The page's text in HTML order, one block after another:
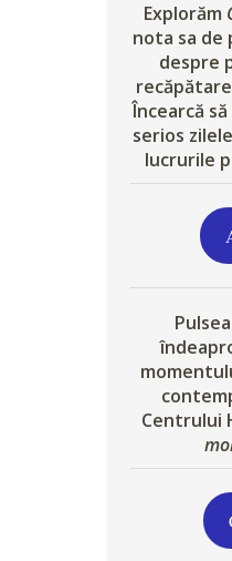
Explorăm
nota sa de
despre
Încearcă
serios
lucrurile
Centrului